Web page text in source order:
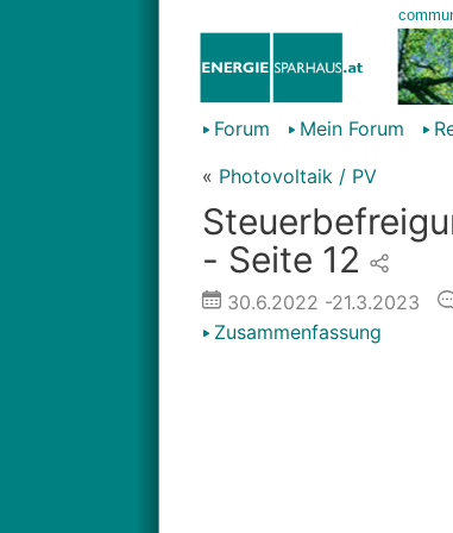
Forum Mein Forum
« Photovoltaik / PV
- Seite 12
30.6.2022 -21.3.2023
Zusammenfassung